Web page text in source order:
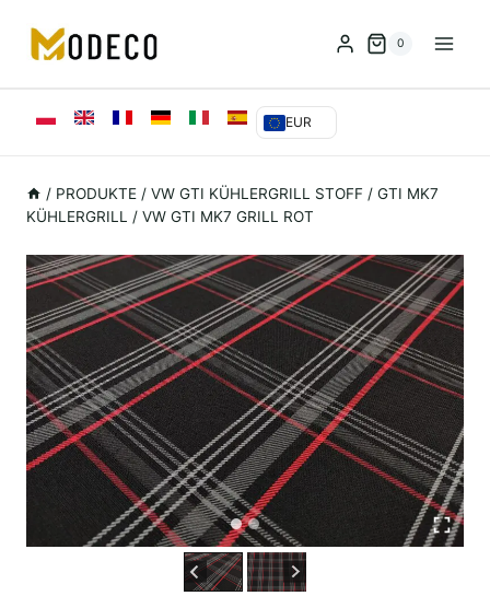
Inhalt
springen
0
EUR
/ PRODUKTE / VW GTI KÜHLERGRILL STOFF / GTI MK7
KÜHLERGRILL
/ VW GTI MK7 GRILL ROT